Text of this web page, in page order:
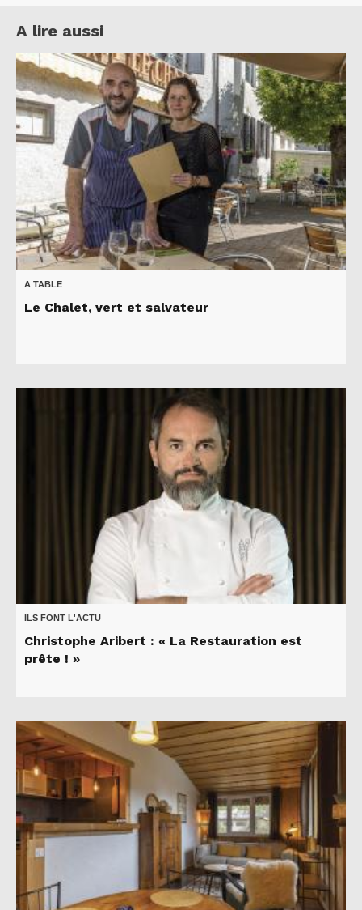
A lire aussi
A TABLE
Le Chalet, vert et salvateur
ILS FONT L'ACTU
Christophe Aribert : « La Restauration est
prête ! »